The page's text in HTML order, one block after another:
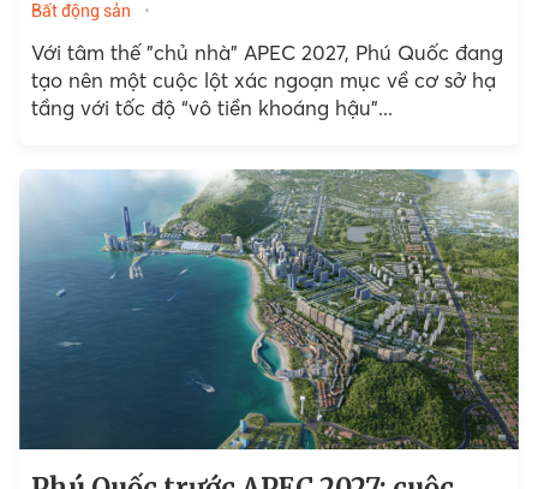
Bất động sản
Với tâm thế "chủ nhà" APEC 2027, Phú Quốc đang
tạo nên một cuộc lột xác ngoạn mục về cơ sở hạ
tầng với tốc độ “vô tiền khoáng hậu”...